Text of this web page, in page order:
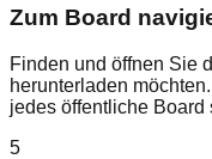
Zum Board
Finden und öffnen Sie
herunterladen
jedes öffentliche Board
5